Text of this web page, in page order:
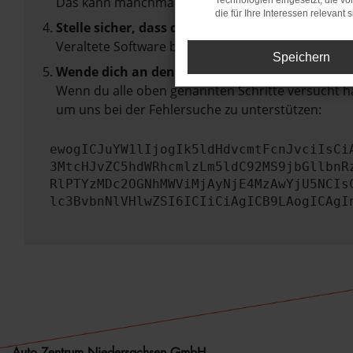
Stelle sicher, dass dein Browser und dein
Veraltete Software birgt nicht nur ein
Wende dich an den Webseitenbetreiber.
Wenn du alle oben genannten Schritte versucht
um uns bei der Fehlersuche zu unterstützen:
die für Ihre Interessen relevant
Speichern